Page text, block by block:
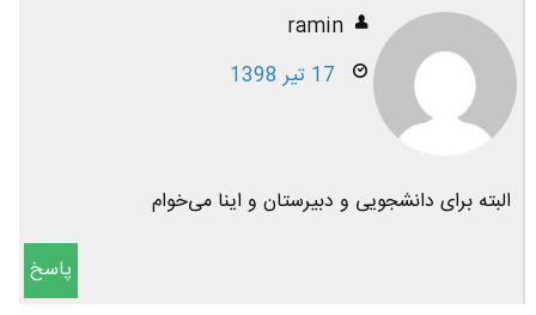
ramin
17 تیر 1398
البته برای دانشجویی و دبیرستان و اینا می‌خوام
پاسخ